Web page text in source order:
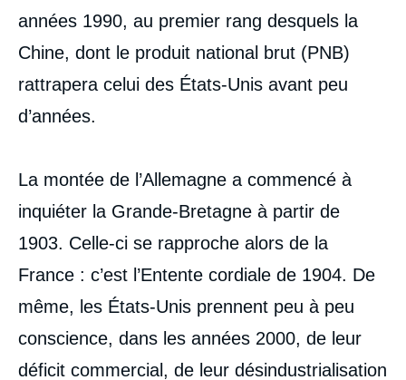
années 1990, au premier rang desquels la
Chine, dont le produit national brut (PNB)
rattrapera celui des États-Unis avant peu
d’années.
La montée de l’Allemagne a commencé à
inquiéter la Grande-Bretagne à partir de
1903. Celle-ci se rapproche alors de la
France : c’est l’Entente cordiale de 1904. De
même, les États-Unis prennent peu à peu
conscience, dans les années 2000, de leur
déficit commercial, de leur désindustrialisation
Image